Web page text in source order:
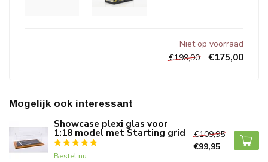
Niet op voorraad
€199,90
€175,00
Mogelijk ook interessant
Showcase plexi glas voor
1:18 model met Starting grid
Bestel nu
€109,95
€99,95